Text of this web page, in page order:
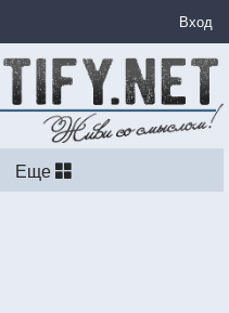
Вход
Еще